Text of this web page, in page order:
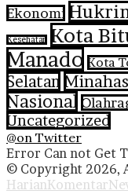
Ekonomi
Kesehatan Kota
Manado Kota
Selatan
Nasional
Uncategorized
@on Twitter
Error Can not Get
© Copyright 2026,